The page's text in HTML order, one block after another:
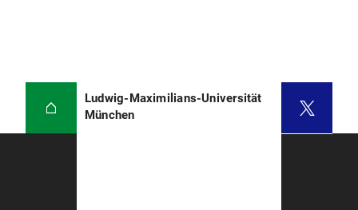
Ludwig-Maximilians-Universität
München